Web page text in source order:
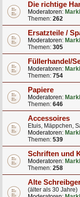
Die richtige
Moderatoren:
Themen: 262
Ersatzteile /
Moderatoren:
Themen: 305
Füllerhandel/
Moderatoren:
Themen: 754
Papiere
Moderatoren:
Themen: 646
Accessoires
Etuis, Mäppchen,
Moderatoren:
Themen: 539
Schriften und
Moderatoren:
Themen: 258
Alte
(älter als 30 Jahre)